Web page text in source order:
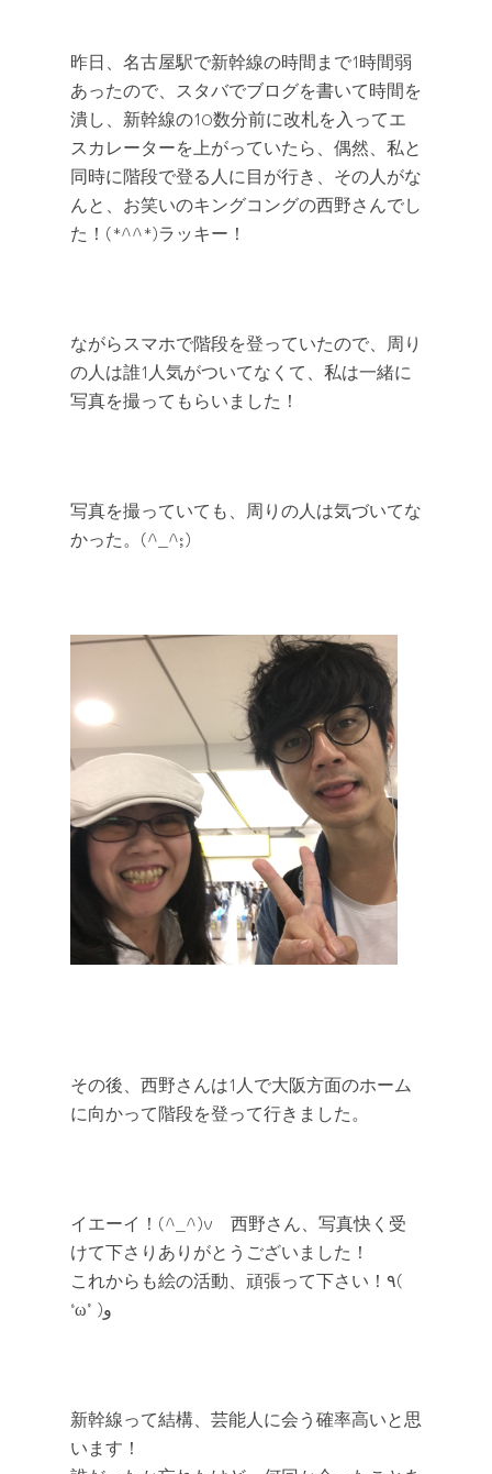
昨日、名古屋駅で新幹線の時間まで1時間弱
あったので、スタバでブログを書いて時間を
潰し、新幹線の10数分前に改札を入ってエ
スカレーターを上がっていたら、偶然、私と
同時に階段で登る人に目が行き、その人がな
んと、お笑いのキングコングの西野さんでし
た！(*^^*)ラッキー！
ながらスマホで階段を登っていたので、周り
の人は誰1人気がついてなくて、私は一緒に
写真を撮ってもらいました！
写真を撮っていても、周りの人は気づいてな
かった。(^_^;)
その後、西野さんは1人で大阪方面のホーム
に向かって階段を登って行きました。
イエーイ！(^_^)v 西野さん、写真快く受
けて下さりありがとうございました！
これからも絵の活動、頑張って下さい！٩(
‘ω’ )و
新幹線って結構、芸能人に会う確率高いと思
います！